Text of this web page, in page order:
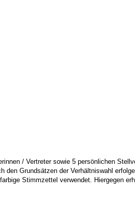
/ Vertreter sowie 5 persönlichen
Grundsätzen der Verhältniswahl
Stimmzettel verwendet. Hiergegen